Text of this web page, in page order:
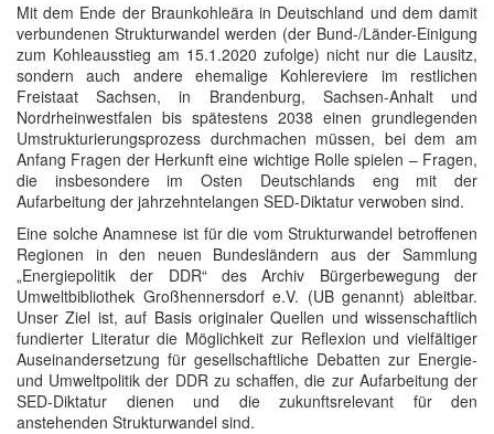
Mit dem Ende der Braunkohleära in Deutschland und dem damit
verbundenen Strukturwandel werden (der Bund-/Länder-Einigung
zum Kohleausstieg am 15.1.2020 zufolge) nicht nur die Lausitz,
sondern auch andere ehemalige Kohlereviere im restlichen
Freistaat Sachsen, in Brandenburg, Sachsen-Anhalt
und
Nordrheinwestfalen bis spätestens 2038 einen grundlegenden
Umstrukturierungsprozess durchmachen müssen, bei dem am
Anfang Fragen der Herkunft eine wichtige Rolle spielen – Fragen,
die insbesondere im Osten Deutschlands eng mit der
Aufarbeitung der jahrzehntelangen SED-Diktatur verwoben sind.
Eine solche Anamnese ist für die vom Strukturwandel betroffenen
Regionen in den neuen Bundesländern aus der Sammlung
„Energiepolitik der DDR“ des Archiv Bürgerbewegung der
Umweltbibliothek Großhennersdorf e.V. (UB genannt) ableitbar.
Unser Ziel ist, auf Basis originaler Quellen und wissenschaftlich
fundierter Literatur die Möglichkeit zur Reflexion und vielfältiger
Auseinandersetzung für gesellschaftliche Debatten zur Energie-
und Umweltpolitik der DDR zu schaffen, die zur Aufarbeitung der
SED-Diktatur dienen und die zukunftsrelevant für den
anstehenden Strukturwandel sind.